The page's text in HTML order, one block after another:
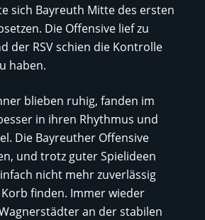
sich Bayreuth Mitte des ersten
Die Offensive lief zu
der RSV schien die Kontrolle
haben.
blieben ruhig, fanden im
in ihren Rhythmus und
Die Bayreuther Offensive
und trotz guter Spielideen
nicht mehr zuverlässig
finden. Immer wieder
an der stabilen